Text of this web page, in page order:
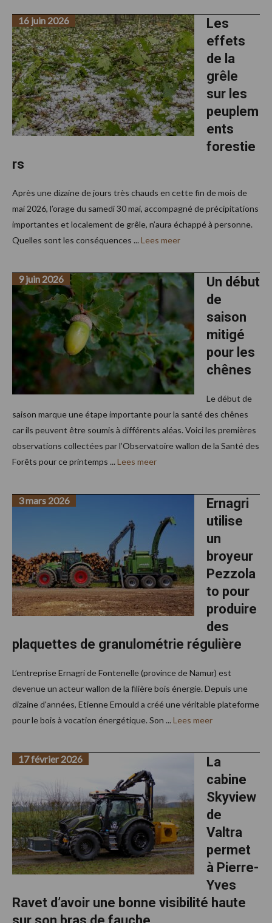
Les
effets
de la
grêle
sur les
peuplem
ents
forestie
rs
16 juin 2026
Après une dizaine de jours très chauds en cette fin de mois de
mai 2026, l’orage du samedi 30 mai, accompagné de précipitations
importantes et localement de grêle, n’aura échappé à personne.
Quelles sont les conséquences ... Lees meer
Un début
de
saison
mitigé
pour les
chênes
9 juin 2026
Le début de
saison marque une étape importante pour la santé des chênes
car ils peuvent être soumis à différents aléas. Voici les premières
observations collectées par l’Observatoire wallon de la Santé des
Forêts pour ce printemps ... Lees meer
Ernagri
utilise
un
broyeur
Pezzola
to pour
produire
des
plaquettes de granulométrie régulière
3 mars 2026
L’entreprise Ernagri de Fontenelle (province de Namur) est
devenue un acteur wallon de la filière bois énergie. Depuis une
dizaine d'années, Etienne Ernould a créé une véritable plateforme
pour le bois à vocation énergétique. Son ... Lees meer
La
cabine
Skyview
de
Valtra
permet
à Pierre-
Yves
Ravet d’avoir une bonne visibilité haute
17 février 2026